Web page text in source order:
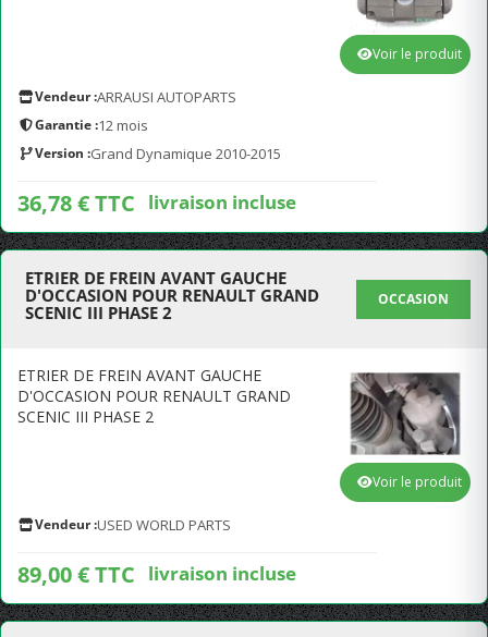
Vendeur :ARRAUSI AUTOPARTS
Garantie :12 mois
Version :Grand Dynamique 2010-2015
36,78 € TTC livraison incluse
Voir le produit
ETRIER DE FREIN AVANT GAUCHE
D'OCCASION POUR RENAULT GRAND
SCENIC III PHASE 2
OCCASION
ETRIER DE FREIN AVANT GAUCHE
D'OCCASION POUR RENAULT GRAND
SCENIC III PHASE 2
Vendeur :USED WORLD PARTS
89,00 € TTC livraison incluse
Voir le produit